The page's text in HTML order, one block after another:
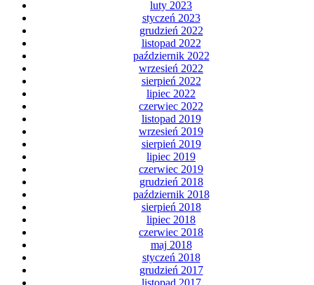
luty 2023
styczeń 2023
grudzień 2022
listopad 2022
październik 2022
wrzesień 2022
sierpień 2022
lipiec 2022
czerwiec 2022
listopad 2019
wrzesień 2019
sierpień 2019
lipiec 2019
czerwiec 2019
grudzień 2018
październik 2018
sierpień 2018
lipiec 2018
czerwiec 2018
maj 2018
styczeń 2018
grudzień 2017